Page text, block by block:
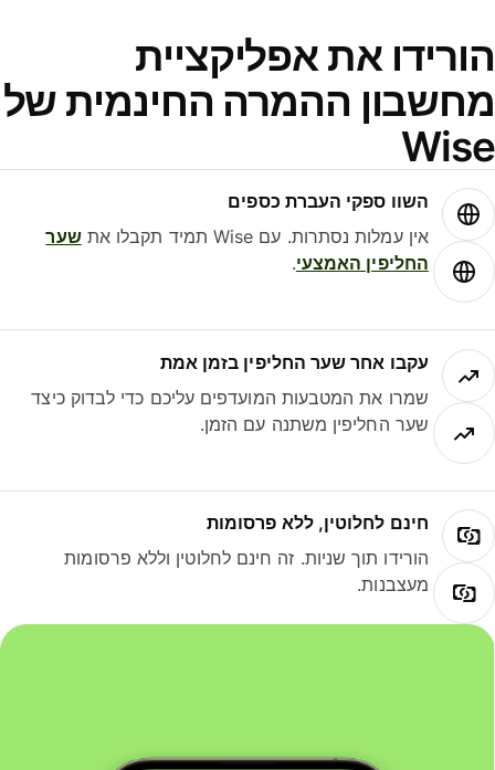
את אפליקציית
ההמרה החינמית של
השוו ספקי העברת כספים
אין עמלות נסתרות. עם Wise תמיד תקבלו את
שער
החליפין האמצעי.
עקבו אחר שער החליפין בזמן אמת
שמרו את המטבעות המועדפים עליכם כדי לבדוק כיצד
שער החליפין משתנה עם הזמן.
חינם לחלוטין, ללא פרסומות
הורידו תוך שניות. זה חינם לחלוטין וללא פרסומות
מעצבנות.